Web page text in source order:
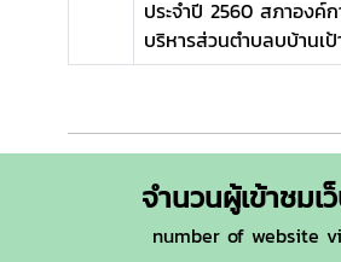
ประจำปี 2560 สภาองค์ก
บริหารส่วนตำบลบบ้านเป้
จำนวนผู้เข้าชมเ
number of website